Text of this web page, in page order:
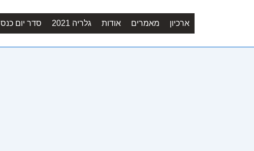
סדר יום כנס 2021 גלריה 2021 אודות מאמרים ארכיון